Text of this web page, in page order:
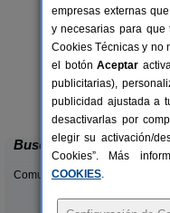
El Sueño
Villarrubia de
Buscar
Comunidades:
empresas externas
y necesarias para que
Cookies Técnicas y no
el botónAceptar
publicitarias),
publicidad ajustada a
desactivarlas por
elegir su activación/
Cookies”. Más
COOKIES.